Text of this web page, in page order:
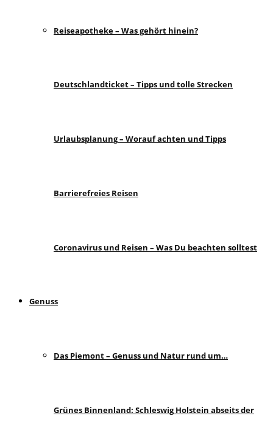
Reiseapotheke – Was gehört hinein?
Deutschlandticket – Tipps und tolle Strecken
Urlaubsplanung – Worauf achten und Tipps
Barrierefreies Reisen
Coronavirus und Reisen – Was Du beachten solltest
Genuss
Das Piemont – Genuss und Natur rund um…
Grünes Binnenland: Schleswig Holstein abseits der